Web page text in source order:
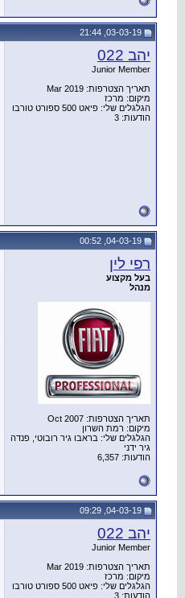
יהב 022
Junior Member
תאריך הצטרפות: Mar 2019
מיקום: מרכז
הגלגלים שלי: פיאט 500 ספורט טורבו
הודעות: 3
רפי לין
בעל מקצוע
מנהל
תאריך הצטרפות: Oct 2007
מיקום: רמת השרון
הגלגלים שלי: בראבו גיר רובוטי, פנדה
גיר ידני
הודעות: 6,357
יהב 022
Junior Member
תאריך הצטרפות: Mar 2019
מיקום: מרכז
הגלגלים שלי: פיאט 500 ספורט טורבו
הודעות: 3